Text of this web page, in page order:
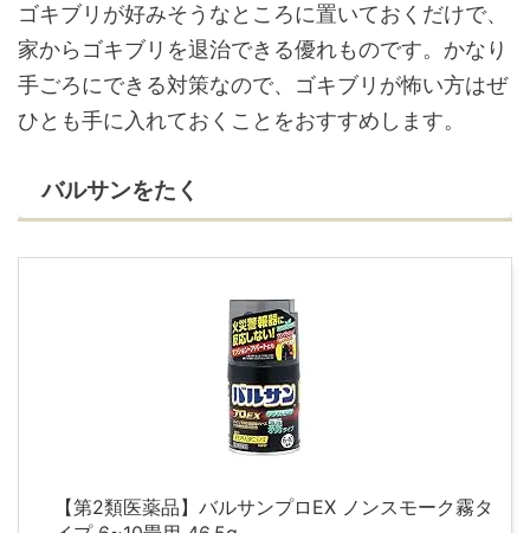
ゴキブリが好みそうなところに置いておくだけで、
家からゴキブリを退治できる優れものです。かなり
手ごろにできる対策なので、ゴキブリが怖い方はぜ
ひとも手に入れておくことをおすすめします。
バルサンをたく
【第2類医薬品】バルサンプロEX ノンスモーク霧タ